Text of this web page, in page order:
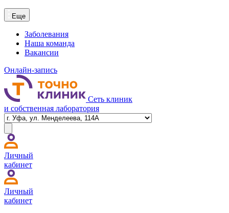
Еще
Заболевания
Наша команда
Вакансии
Онлайн-запись
Сеть клиник
и собственная лаборатория
Личный
кабинет
Личный
кабинет